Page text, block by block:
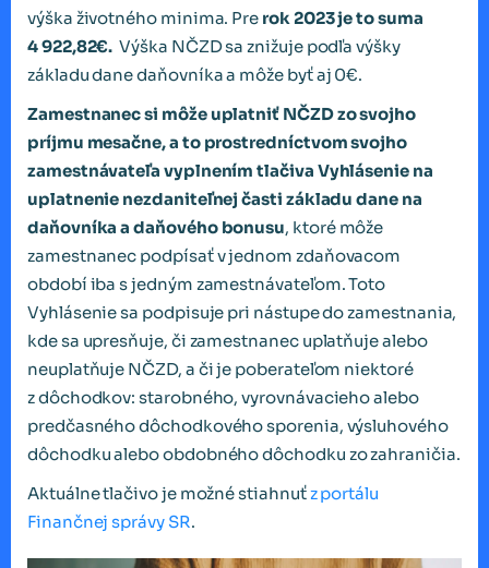
výška životného minima. Pre rok 2023 je to suma
4 922,82€.Výška NČZD sa znižuje podľa výšky
základu dane daňovníka a môže byť aj 0€.
Zamestnanec si môže uplatniť NČZD zo svojho
príjmu mesačne, a to prostredníctvom svojho
zamestnávateľa vyplnením tlačiva Vyhlásenie na
uplatnenie nezdaniteľnej časti základu dane na
daňovníka a daňového bonusu, ktoré môže
zamestnanec podpísať v jednom zdaňovacom
období iba s jedným zamestnávateľom. Toto
Vyhlásenie sa podpisuje pri nástupe do zamestnania,
kde sa upresňuje, či zamestnanec uplatňuje alebo
neuplatňuje NČZD, a či je poberateľom niektoré
z dôchodkov: starobného, vyrovnávacieho alebo
predčasného dôchodkového sporenia, výsluhového
dôchodku alebo obdobného dôchodku zo zahraničia.
Aktuálne tlačivo je možné stiahnuťz portálu
Finančnej správy SR.